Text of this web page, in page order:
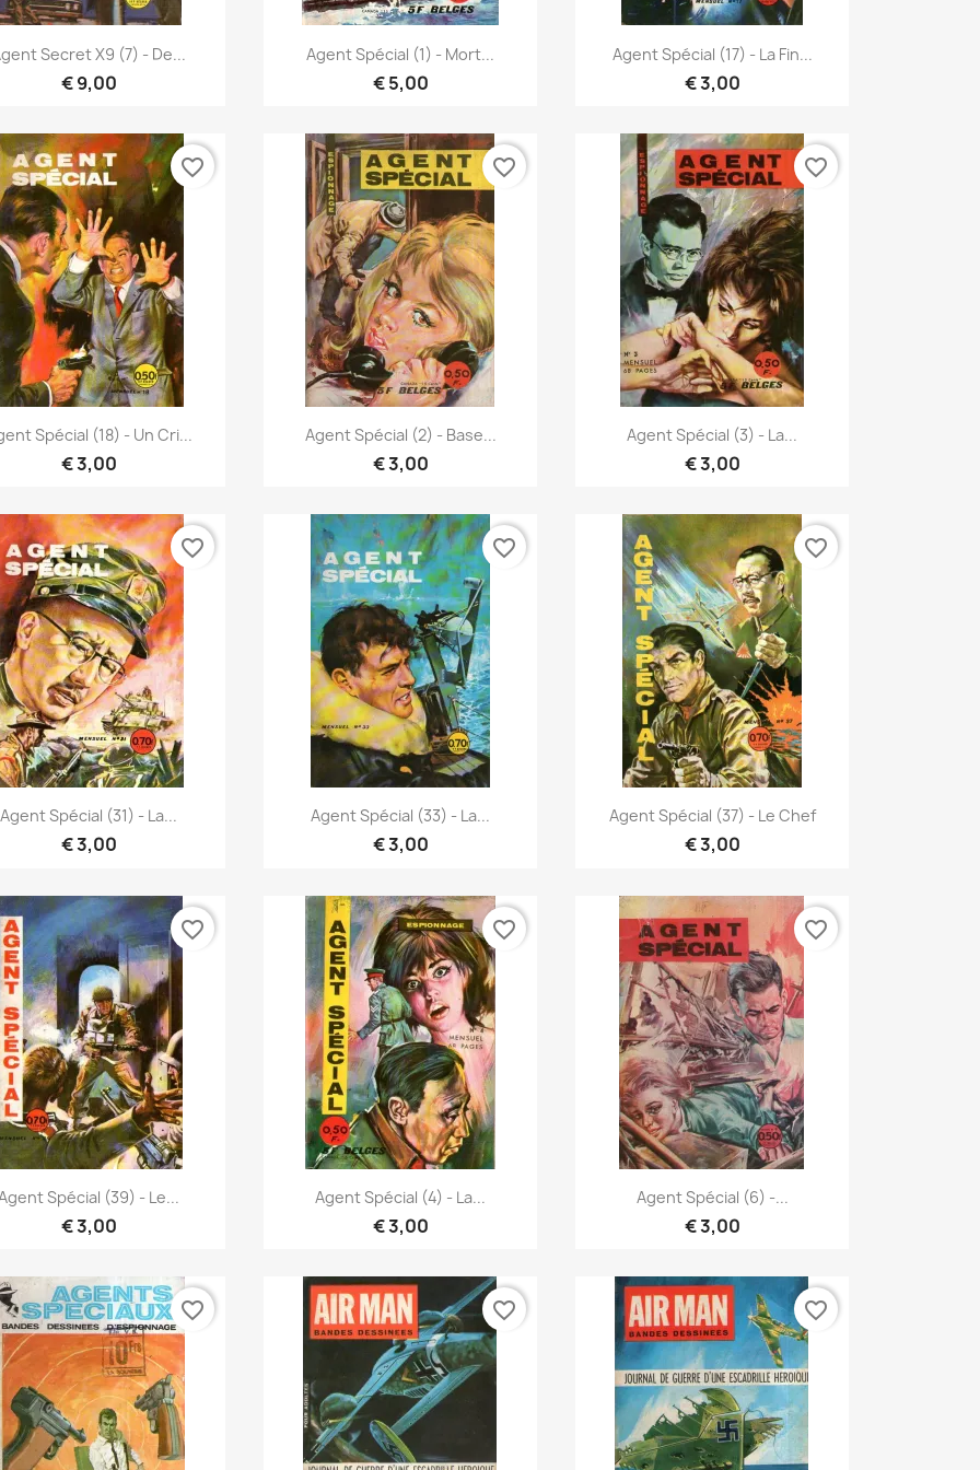
Vista rápida
Secret X9 (7) - De...
€ 9,00
Vista rápida
Agent Spécial (1) - Mort...
€ 5,00
Vista rápida
Agent Spécial (17) - La Fin...
€ 3,00
Vista rápida
Spécial (18) - Un Cri...
€ 3,00
favorite_border
Vista rápida
Agent Spécial (2) - Base...
€ 3,00
favorite_border
Vista rápida
Agent Spécial (3) - La...
€ 3,00
favorite_border
Vista rápida
Agent Spécial (31) - La...
€ 3,00
favorite_border
Vista rápida
Agent Spécial (33) - La...
€ 3,00
favorite_border
Vista rápida
Agent Spécial (37) - Le Chef
€ 3,00
favorite_border
Vista rápida
Spécial (39) - Le...
€ 3,00
favorite_border
Vista rápida
Agent Spécial (4) - La...
€ 3,00
favorite_border
Vista rápida
Agent Spécial (6) -...
€ 3,00
favorite_border
favorite_border favorite_border favorite_border